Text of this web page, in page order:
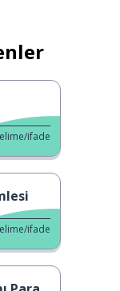
ifade
ifade